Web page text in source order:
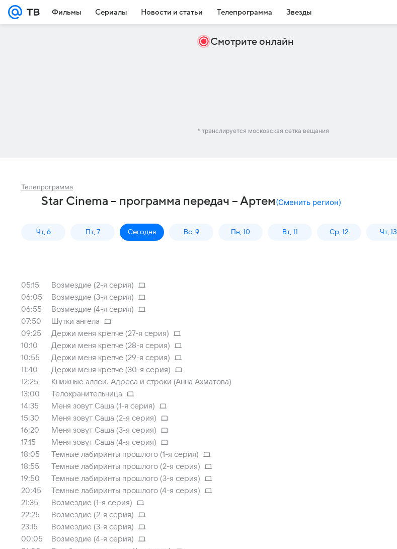
Фильмы Сериалы Новости и статьи Телепрограмма Звезды
Смотрите онлайн
* транслируется московская сетка вещания
Телепрограмма
Star Cinema – программа передач – Артем(Сменить регион)
Чт, 6 Пт, 7 Сегодня Вс, 9 Пн, 10 Вт, 11 Ср, 12 Чт, 13
05:15
Возмездие (2-я серия)
06:05
Возмездие (3-я серия)
06:55
Возмездие (4-я серия)
07:50
Шутки ангела
09:25
Держи меня крепче (27-я серия)
10:10
Держи меня крепче (28-я серия)
10:55
Держи меня крепче (29-я серия)
11:40
Держи меня крепче (30-я серия)
12:25
Книжные аллеи. Адреса и строки (Анна Ахматова)
13:00
Телохранительница
14:35
Меня зовут Саша (1-я серия)
15:30
Меня зовут Саша (2-я серия)
16:20
Меня зовут Саша (3-я серия)
17:15
Меня зовут Саша (4-я серия)
18:05
Темные лабиринты прошлого (1-я серия)
18:55
Темные лабиринты прошлого (2-я серия)
19:50
Темные лабиринты прошлого (3-я серия)
20:45
Темные лабиринты прошлого (4-я серия)
21:35
Возмездие (1-я серия)
22:25
Возмездие (2-я серия)
23:15
Возмездие (3-я серия)
00:05
Возмездие (4-я серия)